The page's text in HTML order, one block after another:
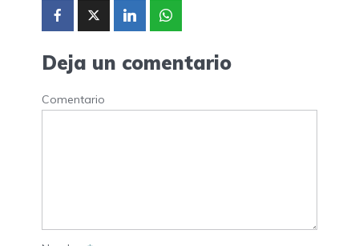
Deja un comentario
Comentario